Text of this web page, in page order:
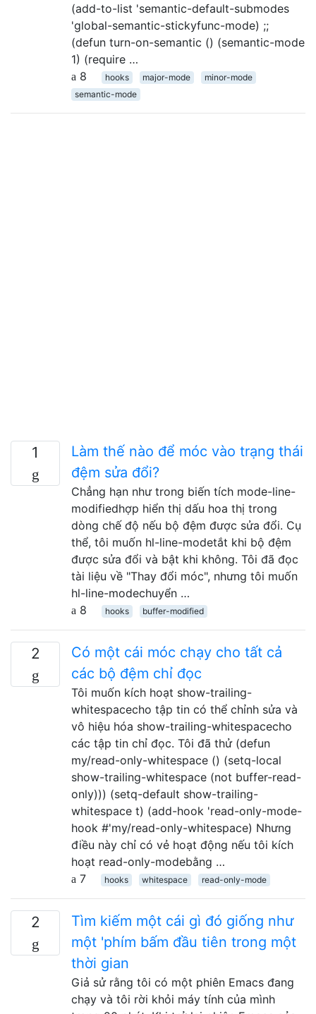
(add-to-list 'semantic-default-submodes
'global-semantic-stickyfunc-mode) ;;
(defun turn-on-semantic () (semantic-mode
1) (require …
8
hooks major-mode
minor-mode
semantic-mode
1
Làm thế nào để móc vào trạng thái
đệm sửa đổi?
Chẳng hạn như trong biến tích mode-line-
modifiedhợp hiển thị dấu hoa thị trong
dòng chế độ nếu bộ đệm được sửa đổi. Cụ
thể, tôi muốn hl-line-modetắt khi bộ đệm
được sửa đổi và bật khi không. Tôi đã đọc
tài liệu về "Thay đổi móc", nhưng tôi muốn
hl-line-modechuyển …
8
hooks buffer-modified
2
Có một cái móc chạy cho tất cả
các bộ đệm chỉ đọc
Tôi muốn kích hoạt show-trailing-
whitespacecho tập tin có thể chỉnh sửa và
vô hiệu hóa show-trailing-whitespacecho
các tập tin chỉ đọc. Tôi đã thử (defun
my/read-only-whitespace () (setq-local
show-trailing-whitespace (not buffer-read-
only))) (setq-default show-trailing-
whitespace t) (add-hook 'read-only-mode-
hook #'my/read-only-whitespace) Nhưng
điều này chỉ có vẻ hoạt động nếu tôi kích
hoạt read-only-modebằng …
7
hooks whitespace read-only-mode
2
Tìm kiếm một cái gì đó giống như
một 'phím bấm đầu tiên trong một
thời gian
Giả sử rằng tôi có một phiên Emacs đang
chạy và tôi rời khỏi máy tính của mình